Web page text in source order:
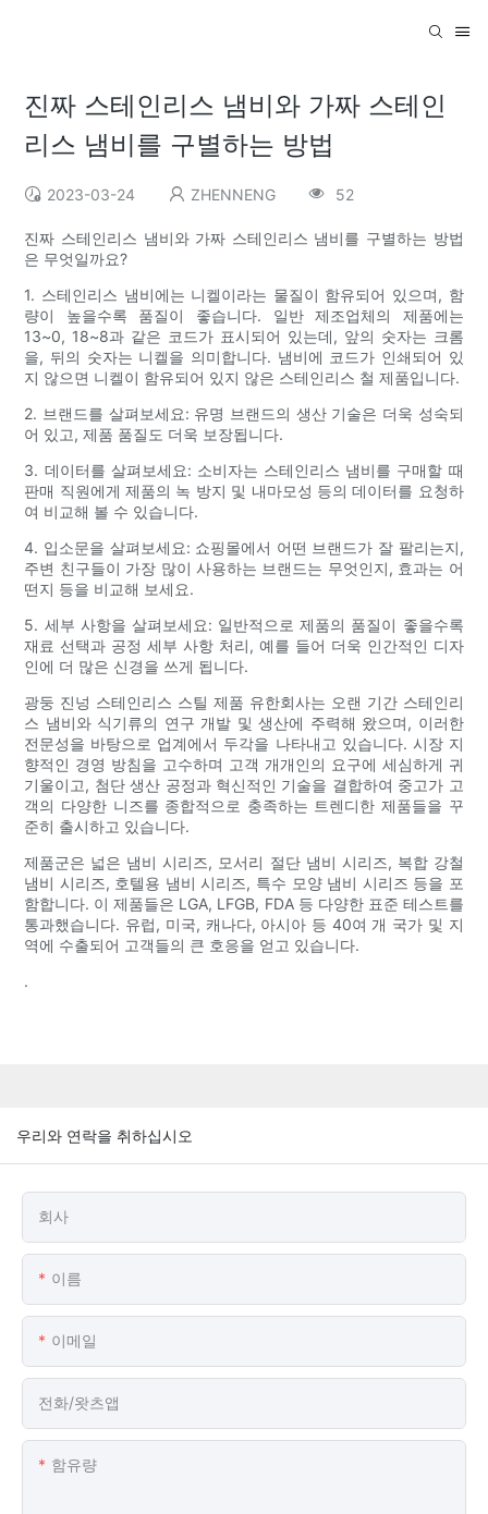
진짜 스테인리스 냄비와 가짜 스테인
리스 냄비를 구별하는 방법
2023-03-24 ZHENNENG 52
진짜 스테인리스 냄비와 가짜 스테인리스 냄비를 구별하는 방법
은 무엇일까요?
1. 스테인리스 냄비에는 니켈이라는 물질이 함유되어 있으며, 함
량이 높을수록 품질이 좋습니다. 일반 제조업체의 제품에는
13~0, 18~8과 같은 코드가 표시되어 있는데, 앞의 숫자는 크롬
을, 뒤의 숫자는 니켈을 의미합니다. 냄비에 코드가 인쇄되어 있
지 않으면 니켈이 함유되어 있지 않은 스테인리스 철 제품입니다.
2. 브랜드를 살펴보세요: 유명 브랜드의 생산 기술은 더욱 성숙되
어 있고, 제품 품질도 더욱 보장됩니다.
3. 데이터를 살펴보세요: 소비자는 스테인리스 냄비를 구매할 때
판매 직원에게 제품의 녹 방지 및 내마모성 등의 데이터를 요청하
여 비교해 볼 수 있습니다.
4. 입소문을 살펴보세요: 쇼핑몰에서 어떤 브랜드가 잘 팔리는지,
주변 친구들이 가장 많이 사용하는 브랜드는 무엇인지, 효과는 어
떤지 등을 비교해 보세요.
5. 세부 사항을 살펴보세요: 일반적으로 제품의 품질이 좋을수록
재료 선택과 공정 세부 사항 처리, 예를 들어 더욱 인간적인 디자
인에 더 많은 신경을 쓰게 됩니다.
광둥 진넝 스테인리스 스틸 제품 유한회사는 오랜 기간 스테인리
스 냄비와 식기류의 연구 개발 및 생산에 주력해 왔으며, 이러한
전문성을 바탕으로 업계에서 두각을 나타내고 있습니다. 시장 지
향적인 경영 방침을 고수하며 고객 개개인의 요구에 세심하게 귀
기울이고, 첨단 생산 공정과 혁신적인 기술을 결합하여 중고가 고
객의 다양한 니즈를 종합적으로 충족하는 트렌디한 제품들을 꾸
준히 출시하고 있습니다.
제품군은 넓은 냄비 시리즈, 모서리 절단 냄비 시리즈, 복합 강철
냄비 시리즈, 호텔용 냄비 시리즈, 특수 모양 냄비 시리즈 등을 포
함합니다. 이 제품들은 LGA, LFGB, FDA 등 다양한 표준 테스트를
통과했습니다. 유럽, 미국, 캐나다, 아시아 등 40여 개 국가 및 지
역에 수출되어 고객들의 큰 호응을 얻고 있습니다.
.
우리와 연락을 취하십시오
회사
이름
이메일
전화/왓츠앱
함유량